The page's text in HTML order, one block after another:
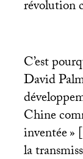
révolution
C’est
David
Chine
inventée»[
la